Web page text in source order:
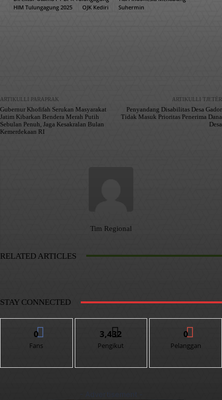
HIM Tulungagung 2025
OJK Kediri Suhermin
ARTIKULLI PARAPRAK
Gubernur Khofifah Serukan Masyarakat
Jatim Kibarkan Bendera Merah Putih
Sebulan Penuh, Jaga Kesakralan Bulan
Kemerdekaan RI
ARTIKULLI TJETËR
Penyandang Disabilitas Desa Gador
Tidak Masuk Prioritas Penerima Dana
Desa
Tim Regional
RELATED ARTICLES
STAY CONNECTED
0
Fans
3,432
Pengikut
0
Pelanggan
- Advertisement -